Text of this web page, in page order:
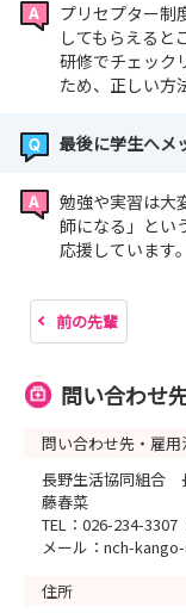
プリセプター制
してもらえると
研修でチェック
ため、正しい方
最後に学生へメ
勉強や実習は大
師になる」とい
応援しています。
前の先輩
問い合わせ
問い合わせ先・雇用
長野生活協同組合
藤春菜
TEL：026-234-3307
メール：nch-
住所